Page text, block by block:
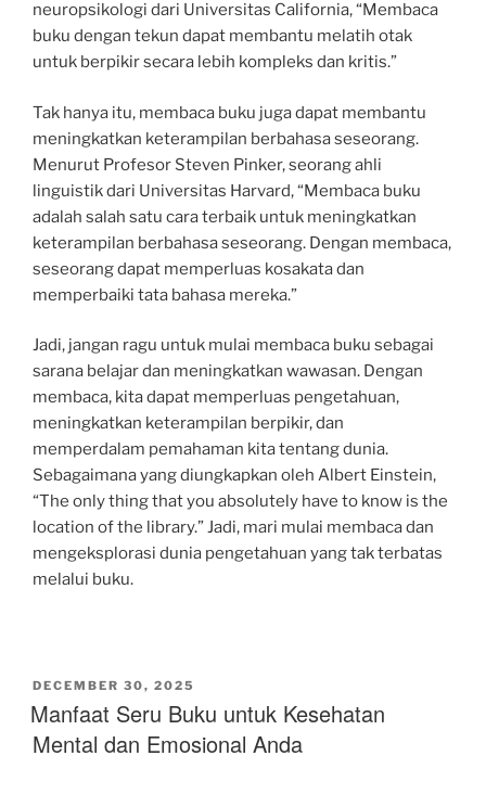
neuropsikologi dari Universitas California, “Membaca
buku dengan tekun dapat membantu melatih otak
untuk berpikir secara lebih kompleks dan kritis.”
Tak hanya itu, membaca buku juga dapat membantu
meningkatkan keterampilan berbahasa seseorang.
Menurut Profesor Steven Pinker, seorang ahli
linguistik dari Universitas Harvard, “Membaca buku
adalah salah satu cara terbaik untuk meningkatkan
keterampilan berbahasa seseorang. Dengan membaca,
seseorang dapat memperluas kosakata dan
memperbaiki tata bahasa mereka.”
Jadi, jangan ragu untuk mulai membaca buku sebagai
sarana belajar dan meningkatkan wawasan. Dengan
membaca, kita dapat memperluas pengetahuan,
meningkatkan keterampilan berpikir, dan
memperdalam pemahaman kita tentang dunia.
Sebagaimana yang diungkapkan oleh Albert Einstein,
“The only thing that you absolutely have to know is the
location of the library.” Jadi, mari mulai membaca dan
mengeksplorasi dunia pengetahuan yang tak terbatas
melalui buku.
POSTED
ON
DECEMBER 30, 2025
Manfaat Seru Buku untuk Kesehatan
Mental dan Emosional Anda